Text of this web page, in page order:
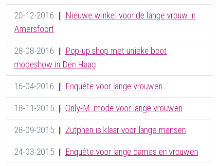
20-12-2016 | Nieuwe winkel voor de lange vrouw in
Amersfoort
28-08-2016 | Pop-up shop met unieke boot
modeshow in Den Haag
16-04-2016 | Enquête voor lange vrouwen
18-11-2015 | Only-M. mode voor lange vrouwen
28-09-2015 | Zutphen is klaar voor lange mensen
24-03-2015 | Enquête voor lange dames en vrouwen